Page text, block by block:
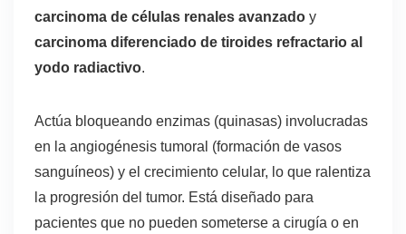
carcinoma de células renales avanzadoy
carcinoma diferenciado de tiroides refractario al
yodo radiactivo.
Actúa bloqueando enzimas (quinasas) involucradas
en la angiogénesis tumoral (formación de vasos
sanguíneos) y el crecimiento celular, lo que ralentiza
la progresión del tumor. Está diseñado para
pacientes que no pueden someterse a cirugía o en